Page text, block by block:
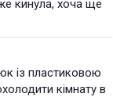
кинула, хоча ще
із пластиковою
кімнату в